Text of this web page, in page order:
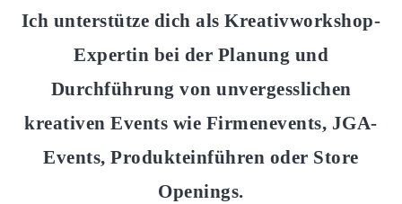
Ich unterstütze dich als Kreativworkshop-
Expertin bei der Planung und
Durchführung von unvergesslichen
kreativen Events wie Firmenevents, JGA-
Events, Produkteinführen oder Store
Openings.